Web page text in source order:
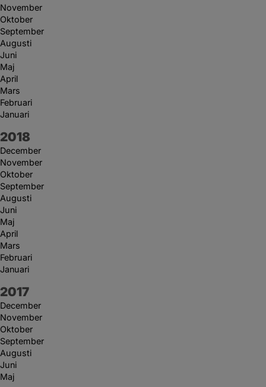
November
Oktober
September
Augusti
Juni
Maj
April
Mars
Februari
Januari
År:
2018
December
November
Oktober
September
Augusti
Juni
Maj
April
Mars
Februari
Januari
År:
2017
December
November
Oktober
September
Augusti
Juni
Maj